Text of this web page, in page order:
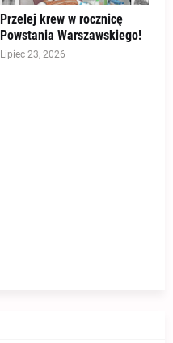
Przelej krew w rocznicę
Powstania Warszawskiego!
Lipiec 23, 2026